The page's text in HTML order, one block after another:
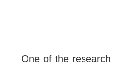
One of the